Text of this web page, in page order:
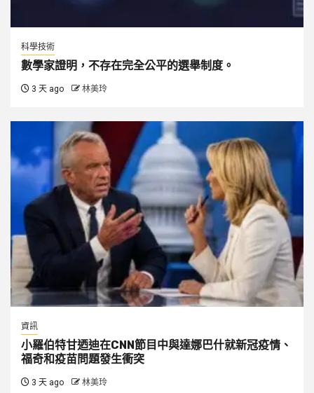
科學技術
數學家證明，不存在完全公平的選舉制度。
3 天 ago 林美玲
資訊
小羅伯特甘迺迪在CNN節目中與達娜巴什就新冠疫情、
福奇和疫苗問題發生衝突
3 天 ago 林美玲